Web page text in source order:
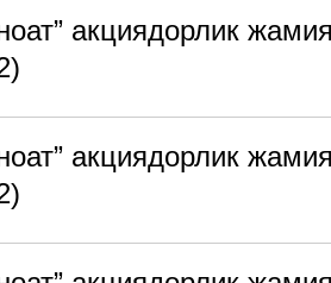
акциядорлик
акциядорлик